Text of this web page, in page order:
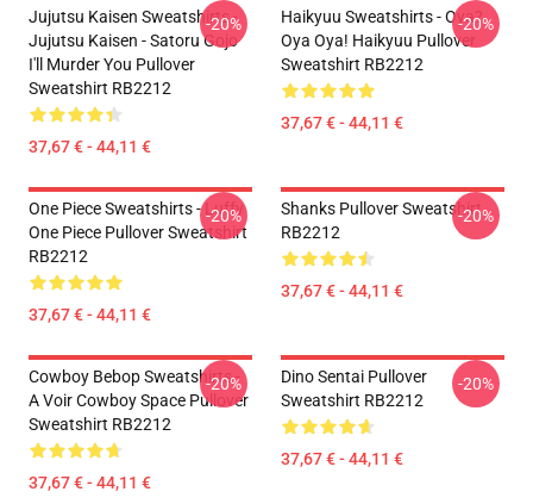
Jujutsu Kaisen Sweatshirts -
Jujutsu Kaisen - Satoru Gojo
I'll Murder You Pullover
Sweatshirt RB2212
37,67 € - 44,11 €
-20%
Haikyuu Sweatshirts - Oya?
Oya Oya! Haikyuu Pullover
Sweatshirt RB2212
37,67 € - 44,11 €
-20%
One Piece Sweatshirts - Luffy
One Piece Pullover Sweatshirt
RB2212
37,67 € - 44,11 €
-20%
Shanks Pullover Sweatshirt
RB2212
37,67 € - 44,11 €
-20%
Cowboy Bebop Sweatshirts -
A Voir Cowboy Space Pullover
Sweatshirt RB2212
37,67 € - 44,11 €
-20%
Dino Sentai Pullover
Sweatshirt RB2212
37,67 € - 44,11 €
-20%